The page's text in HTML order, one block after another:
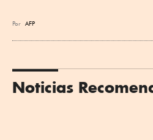
Por AFP
Noticias